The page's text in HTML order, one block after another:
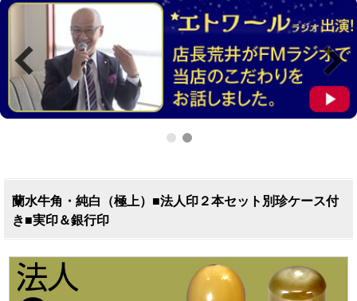
蘭水牛角・純白（極上）■法人印２本セット別珍ケース付
き■実印＆銀行印